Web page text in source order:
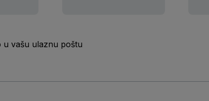
u vašu ulaznu poštu